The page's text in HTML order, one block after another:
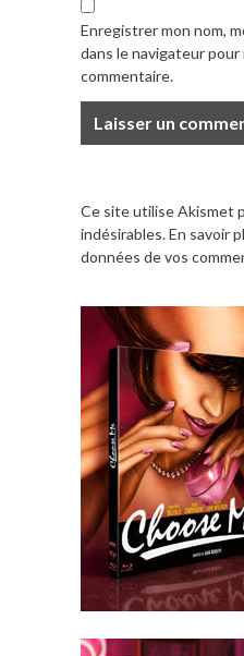
Enregistrer mon nom,
dans le navigateur pour
commentaire.
Ce site utilise Akismet
indésirables.En savoir
données de vos